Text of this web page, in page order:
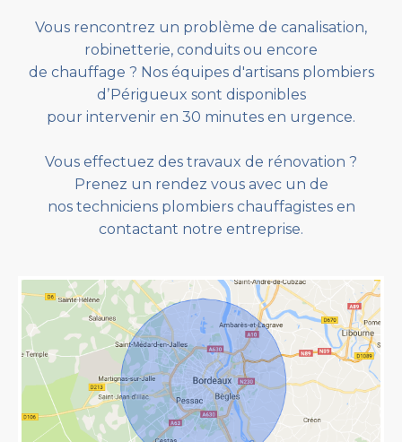
Vous rencontrez un problème de canalisation,
robinetterie, conduits ou encore
de chauffage ? Nos équipes d'artisans plombiers
dʼPérigueux sont disponibles
pour intervenir en 30 minutes en urgence.
Vous effectuez des travaux de rénovation ?
Prenez un rendez vous avec un de
nos techniciens plombiers chauffagistes en
contactant notre entreprise.